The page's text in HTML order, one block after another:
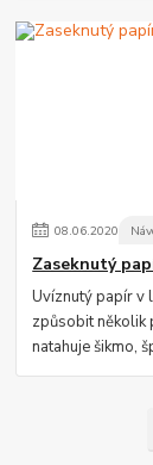
08.06.2020
Zaseknutý
Uvíznutý papír v
způsobit několik
natahuje šikmo,